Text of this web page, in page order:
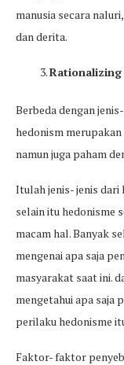
manusia secara
dan derita.
Rationalizing
Berbeda dengan
hedonism
namun juga paham
Itulah jenis- jenis dari
selain itu hedonisme
macam hal. Banyak
mengenai apa saja
masyarakat saat ini.
mengetahui apa saja
perilaku hedonisme
Faktor- faktor